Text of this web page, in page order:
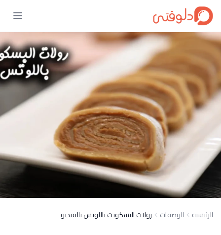
الرئيسية الوصفات رولات البسكويت باللوتس بالفيديو